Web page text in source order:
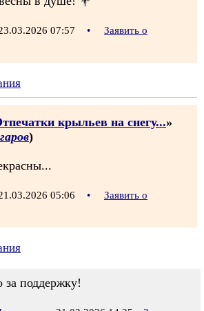
07:57 •
Заявить о
крыльев на снегу...»
)
05:06 •
Заявить о
за поддержку!